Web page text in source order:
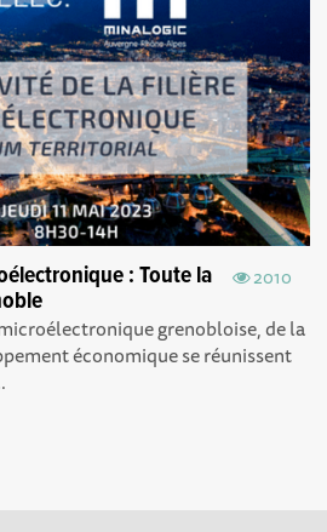
2010
: Toute la
grenobloise, de la
économique se réunissent